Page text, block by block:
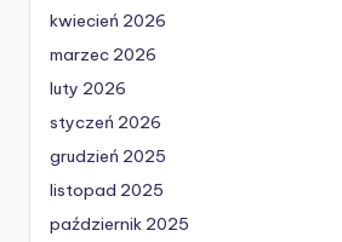
kwiecień 2026
marzec 2026
luty 2026
styczeń 2026
grudzień 2025
listopad 2025
październik 2025